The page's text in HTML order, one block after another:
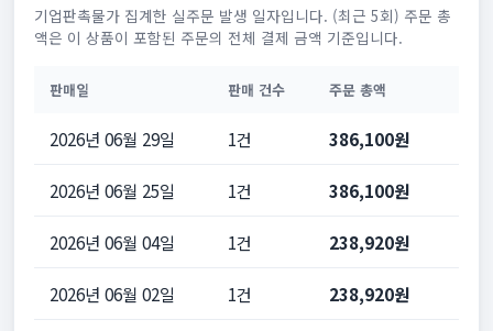
기업판촉물가 집계한 실주문 발생 일자입니다. (최근 5회) 주문 총
액은 이 상품이 포함된 주문의 전체 결제 금액 기준입니다.
판매일 판매 건수 주문 총액
2026년 06월 29일 1건 386,100원
2026년 06월 25일 1건 386,100원
2026년 06월 04일 1건 238,920원
2026년 06월 02일 1건 238,920원